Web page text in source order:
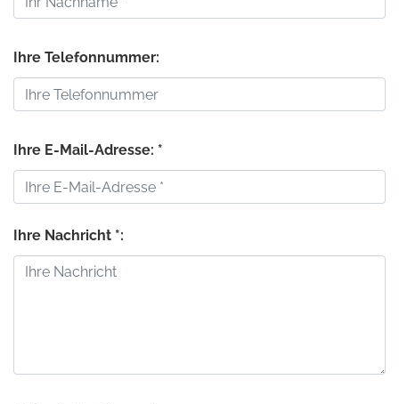
Ihre Telefonnummer:
Ihre E-Mail-Adresse: *
Ihre Nachricht *: